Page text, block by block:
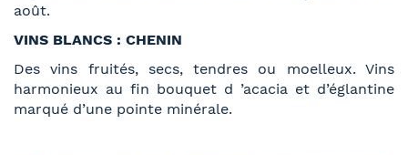
août.
VINS BLANCS : CHENIN
Des vins fruités, secs, tendres ou moelleux. Vins
harmonieux au fin bouquet d ’acacia et d’églantine
marqué d’une pointe minérale.